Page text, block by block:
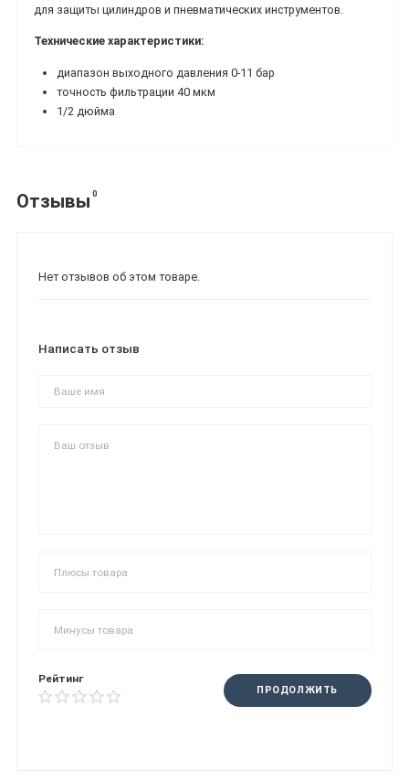
для защиты цилиндров и пневматических инструментов.
Технические характеристики:
диапазон выходного давления 0-11 бар
точность фильтрации 40 мкм
1/2 дюйма
Отзывы 0
Нет отзывов об этом товаре.
Написать отзыв
Рейтинг
ПРОДОЛЖИТЬ